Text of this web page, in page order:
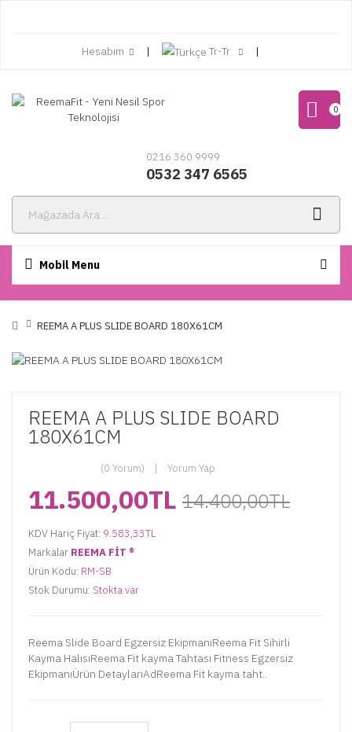
Hesabım Tr-Tr
0
0216 360 9999
0532 347 6565
Mobil Menu
REEMA A PLUS SLIDE BOARD 180X61CM
REEMA A PLUS SLIDE BOARD
180X61CM
(0 Yorum) Yorum Yap
11.500,00TL 14.400,00TL
KDV Hariç Fiyat: 9.583,33TL
Markalar REEMA FİT ®️
Ürün Kodu: RM-SB
Stok Durumu: Stokta var
Reema Slide Board Egzersiz EkipmanıReema Fit Sihirli
Kayma HalısıReema Fit kayma Tahtası Fitness Egzersiz
EkipmanıÜrün DetaylarıAdReema Fit kayma taht..